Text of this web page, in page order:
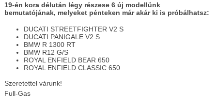
19-én kora délután légy részese 6 új modellünk
bemutatójának, melyeket pénteken már akár ki is próbálhatsz:
DUCATI STREETFIGHTER V2 S
DUCATI PANIGALE V2 S
BMW R 1300 RT
BMW R12 G/S
ROYAL ENFIELD BEAR 650
ROYAL ENFIELD CLASSIC 650
Szeretettel várunk!
Full-Gas